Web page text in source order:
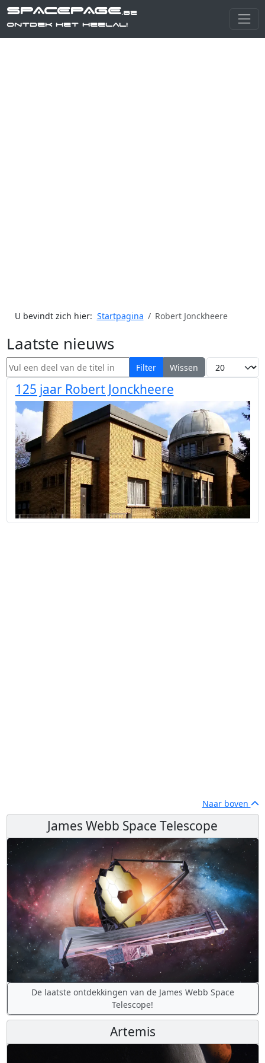
SPACEPAGE.be
Ontdek het heelal!
U bevindt zich hier: Startpagina Robert Jonckheere
Laatste nieuws
Vul een deel van de titel in Filter Wissen Toon #
125 jaar Robert Jonckheere
Naar boven
James Webb Space Telescope
De laatste ontdekkingen van de James Webb Space
Telescope!
Artemis